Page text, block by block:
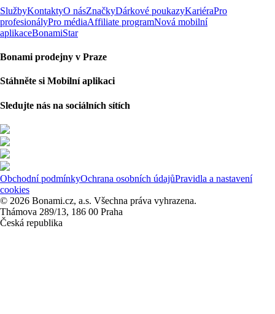
SlužbyKontaktyO násZnačkyDárkové poukazyKariéraPro
profesionályPro médiaAffiliate programNová mobilní
aplikaceBonamiStar
Bonami prodejny v Praze
Stáhněte si Mobilní aplikaci
Sledujte nás na sociálních sítích
Obchodní podmínkyOchrana osobních údajůPravidla a nastavení
cookies
© 2026 Bonami.cz, a.s. Všechna práva vyhrazena.
Thámova 289/13, 186 00 Praha
Česká republika